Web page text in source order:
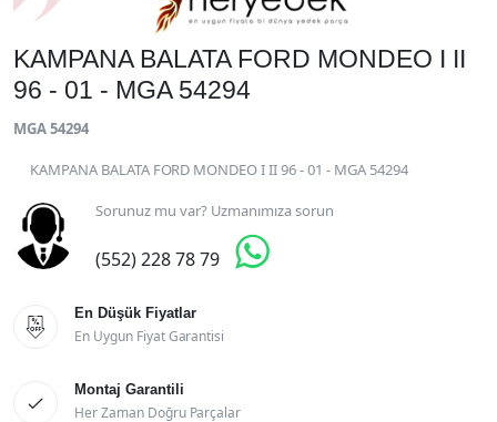
KAMPANA BALATA FORD MONDEO I II
96 - 01 - MGA 54294
MGA 54294
KAMPANA BALATA FORD MONDEO I II 96 - 01 - MGA 54294
Sorunuz mu var? Uzmanımıza sorun
(552) 228 78 79 

En Düşük Fiyatlar
En Uygun Fiyat Garantisi

Montaj Garantili
Her Zaman Doğru Parçalar